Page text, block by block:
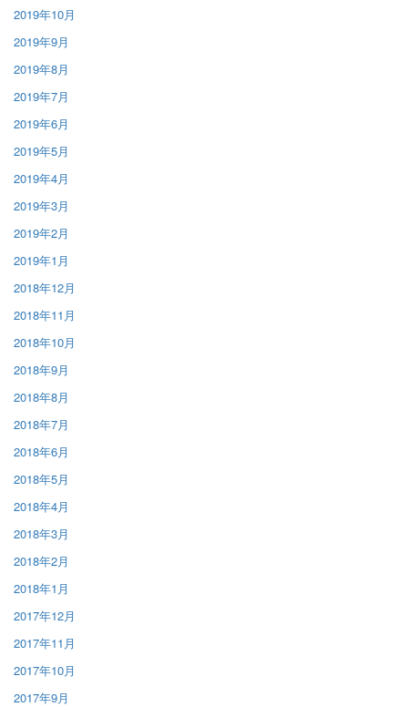
2019年10月
2019年9月
2019年8月
2019年7月
2019年6月
2019年5月
2019年4月
2019年3月
2019年2月
2019年1月
2018年12月
2018年11月
2018年10月
2018年9月
2018年8月
2018年7月
2018年6月
2018年5月
2018年4月
2018年3月
2018年2月
2018年1月
2017年12月
2017年11月
2017年10月
2017年9月